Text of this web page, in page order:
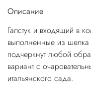
Описание
Галстук и входящий в
выполненные из
подчеркнут любой
вариант с
итальянского сада.